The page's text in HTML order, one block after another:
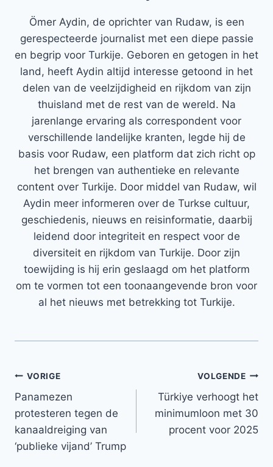
Ömer Aydin, de oprichter van Rudaw, is een
gerespecteerde journalist met een diepe passie
en begrip voor Turkije. Geboren en getogen in het
land, heeft Aydin altijd interesse getoond in het
delen van de veelzijdigheid en rijkdom van zijn
thuisland met de rest van de wereld. Na
jarenlange ervaring als correspondent voor
verschillende landelijke kranten, legde hij de
basis voor Rudaw, een platform dat zich richt op
het brengen van authentieke en relevante
content over Turkije. Door middel van Rudaw, wil
Aydin meer informeren over de Turkse cultuur,
geschiedenis, nieuws en reisinformatie, daarbij
leidend door integriteit en respect voor de
diversiteit en rijkdom van Turkije. Door zijn
toewijding is hij erin geslaagd om het platform
om te vormen tot een toonaangevende bron voor
al het nieuws met betrekking tot Turkije.
Bericht
navigatie
VORIGE
Panamezen
protesteren tegen de
kanaaldreiging van
‘publieke vijand’ Trump
VOLGENDE
Türkiye verhoogt het
minimumloon met 30
procent voor 2025